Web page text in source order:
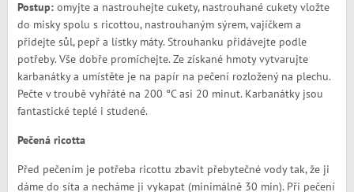
Postup:omyjte a nastrouhejte cukety, nastrouhané cukety vložte
do misky spolu s ricottou, nastrouhaným sýrem, vajíčkem a
přidejte sůl, pepř a lístky máty. Strouhanku přidávejte podle
potřeby. Vše dobře promíchejte. Ze získané hmoty vytvarujte
karbanátky a umístěte je na papír na pečení rozložený na plechu.
Pečte v troubě vyhřáté na 200 °C asi 20 minut. Karbanátky jsou
fantastické teplé i studené.
Pečená ricotta
Před pečením je potřeba ricottu zbavit přebytečné vody tak, že ji
dáme do síta a necháme ji vykapat (minimálně 30 min). Při pečení